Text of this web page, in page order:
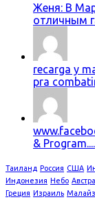
Женя: В
отличным
recarga y
pra
& Program....
Таиланд Россия США
Индонезия Небо
Греция Израиль